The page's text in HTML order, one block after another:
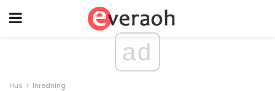
ad
Hus Inredning